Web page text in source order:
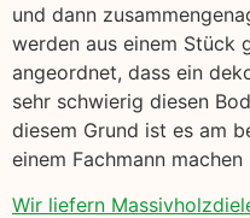
und dann
werden aus einem Stück
angeordnet, dass ein
sehr schwierig diesen
diesem Grund ist es am
einem Fachmann machen
Wir liefern